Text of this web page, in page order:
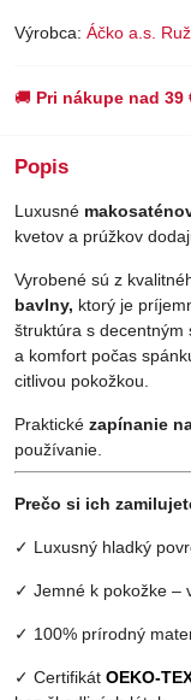
Výrobca: Áčko a.s.
🚚 Pri nákupe nad 39
Popis
Luxusné
kvetov a prúžkov
Vyrobené sú z
bavlny, ktorý je
štruktúra s decentným
a komfort počas
citlivou pokožkou.
Praktické zapínanie
používanie.
Prečo si ich
✓ Luxusný hladký
✓ Jemné k pokožke –
✓ 100% prírodný
✓ Certifikát OEKO-